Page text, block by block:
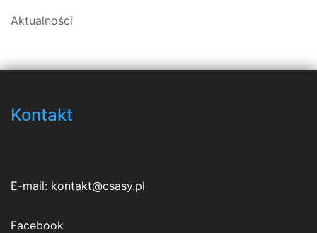
Aktualności
Kontakt
E-mail: kontakt@csasy.pl
Facebook